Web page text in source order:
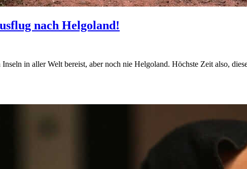
nach Helgoland!
in aller Welt bereist, aber noch nie Helgoland. Höchste Zeit also,